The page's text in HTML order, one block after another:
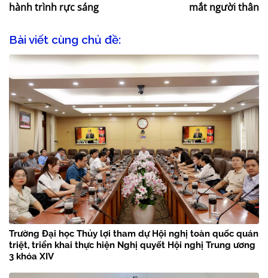
hành trình rực sáng
mắt người thân
Bài viết cùng chủ đề:
Trường Đại học Thủy lợi tham dự Hội nghị toàn quốc quán
triệt, triển khai thực hiện Nghị quyết Hội nghị Trung ương
3 khóa XIV